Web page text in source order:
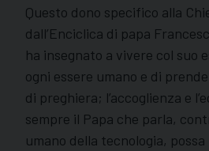
Questo dono specifico alla
dall’Enciclica di papa
ha insegnato a vivere col suo
ogni essere umano e di
di preghiera; l’accoglienza e
sempre il Papa che parla,
umano della tecnologia,